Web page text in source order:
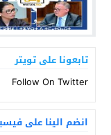
تابعونا على تويتر
Follow On Twitter
انضم الينا على